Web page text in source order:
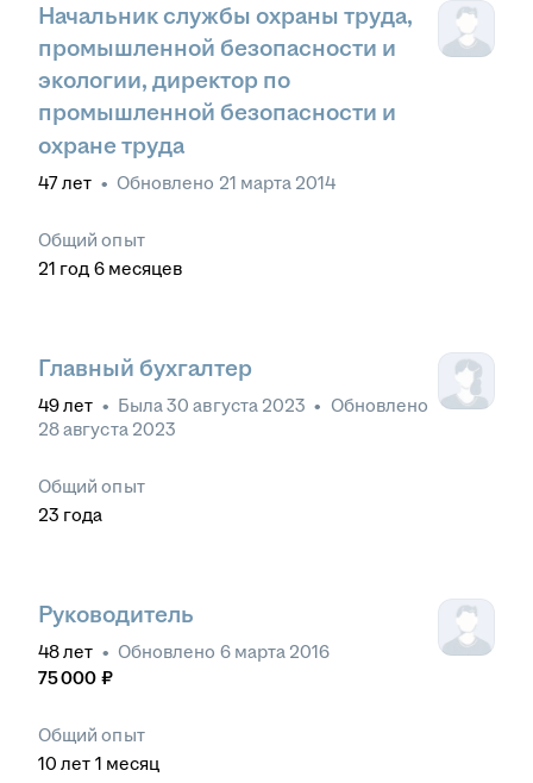
Начальник службы охраны труда,
промышленной безопасности и
экологии, директор по
промышленной безопасности и
охране труда
47лет • Обновлено 21 марта 2014
Общий опыт
21 год 6 месяцев
Главный бухгалтер
49лет • Была30 августа 2023 • Обновлено
28 августа 2023
Общий опыт
23 года
Руководитель
48лет • Обновлено 6 марта 2016
75 000 ₽
Общий опыт
10 лет 1 месяц